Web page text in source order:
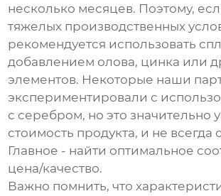
несколько месяцев. Поэтому,
тяжелых производственных
рекомендуется использовать
добавлением олова, цинка или
элементов. Некоторые наши
экспериментировали с
с серебром, но это значительно
стоимость продукта, и не всегда
Главное - найти оптимальное
цена/качество.
Важно помнить, что